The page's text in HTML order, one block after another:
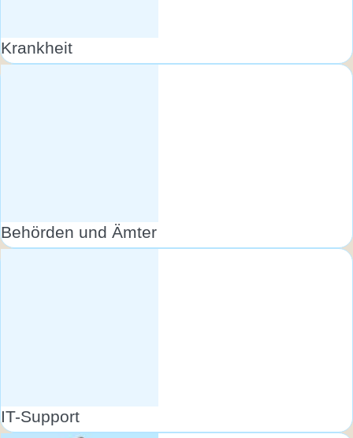
Krankheit
Behörden und Ämter
IT-Support